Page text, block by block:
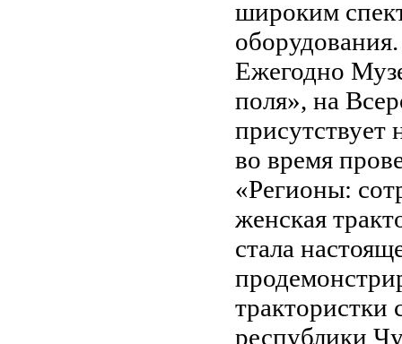
широким
Ежегодно
поля», на
присутствует
во время
«Регионы:
женская
стала
трактористки
республики